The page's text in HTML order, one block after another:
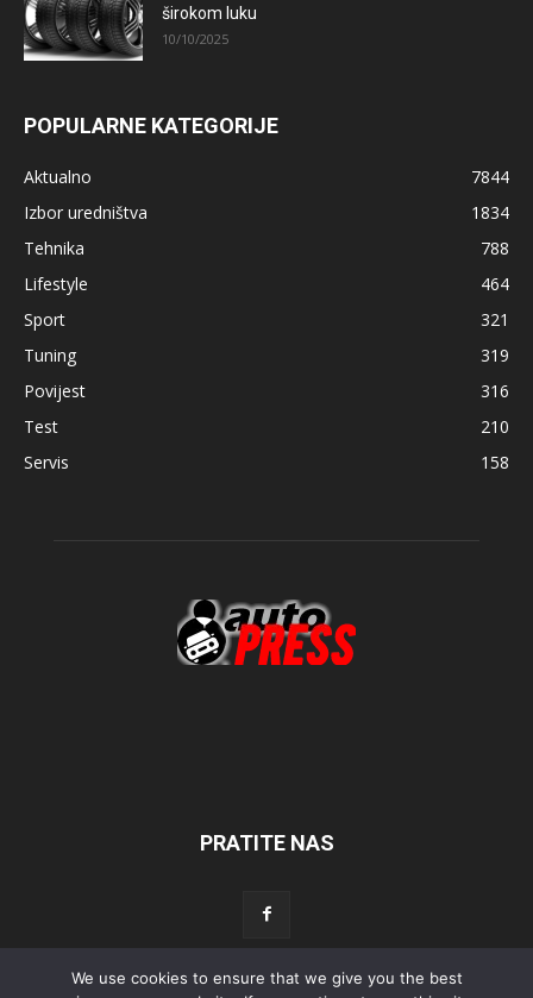
širokom luku
10/10/2025
POPULARNE KATEGORIJE
Aktualno
7844
Izbor uredništva
1834
Tehnika
788
Lifestyle
464
Sport
321
Tuning
319
Povijest
316
Test
210
Servis
158
PRATITE NAS
We use cookies to ensure that we give you the best